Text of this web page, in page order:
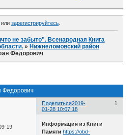
зарегистрируйтесь.
не забыто". Всенародная Книга
» Нижнеломовский район
Федорович
Федорович
Поделиться 1
2019-
01-28 10:07:18
19
Информация из Книги
Памяти https://obd-